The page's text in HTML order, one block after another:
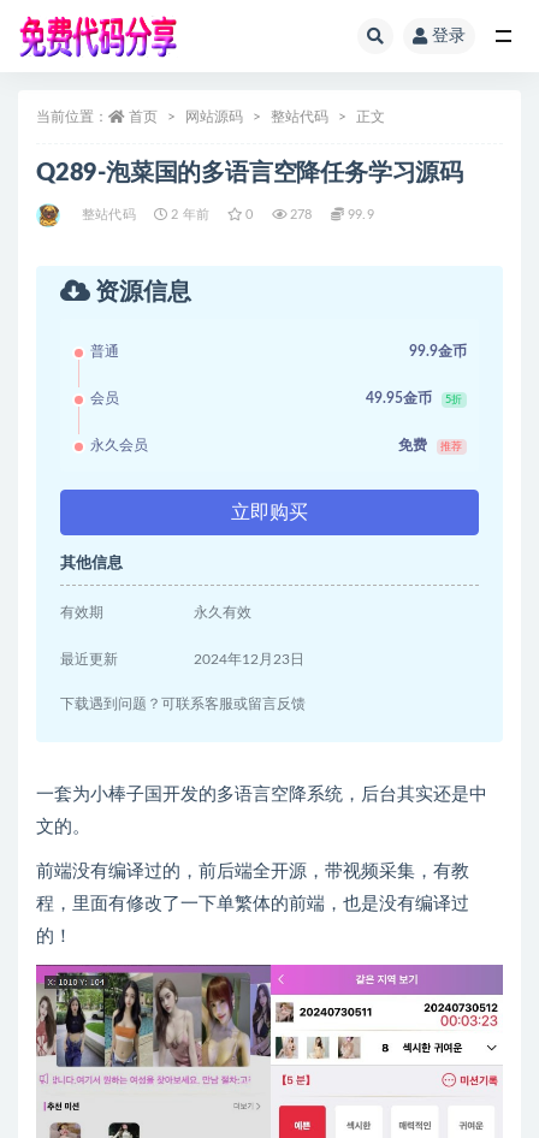
登录
当前位置： 首页 网站源码 整站代码 正文
Q289-泡菜国的多语言空降任务学习源码
整站代码 2 年前 0 278 99.9
资源信息
普通 99.9金币
会员 49.95金币 5折
永久会员 免费 推荐
立即购买
其他信息
有效期 永久有效
最近更新 2024年12月23日
下载遇到问题？可联系客服或留言反馈
一套为小棒子国开发的多语言空降系统，后台其实还是中
文的。
前端没有编译过的，前后端全开源，带视频采集，有教
程，里面有修改了一下单繁体的前端，也是没有编译过
的！